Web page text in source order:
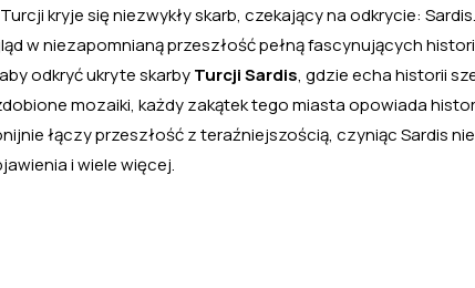
kryje się niezwykły skarb, czekający na odkrycie:
w niezapomnianą przeszłość pełną fascynujących
odkryć ukryte skarbyTurcji Sardis, gdzie echa historii
mozaiki, każdy zakątek tego miasta opowiada
łączy przeszłość z teraźniejszością, czyniąc Sardis
i wiele więcej.